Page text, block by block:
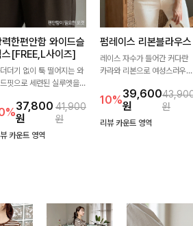
력한편안함 와이드슬
스[FREE,L사이즈]
더기 없이 툭 떨어지는 와
핏으로 세련된 실루엣을
디자인과 롱한 기장감으
다리가 길어 보이고 뒷밴딩
편안하기까지-
37,800
원
41,900
원
카운트 영역
펌레이스 리본블라우스
레이스 자수가 들어간 커다란
카라와 리본으로 여성스러우면
껴지는 블라우스에요🤎
10%39,600
원
원
리뷰 카운트 영역